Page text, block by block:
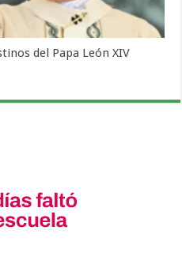
del Papa León XIV